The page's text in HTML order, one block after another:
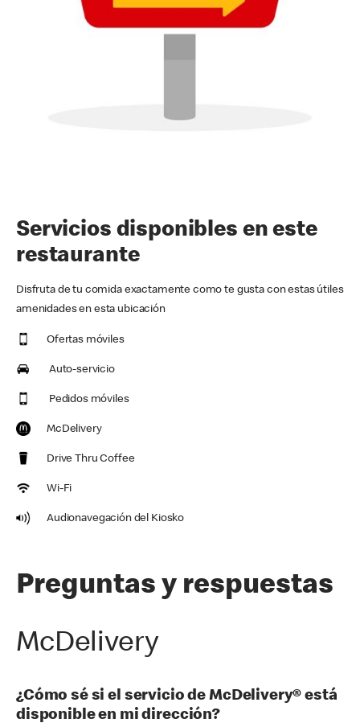
Servicios disponibles en este
restaurante
Disfruta de tu comida exactamente como te gusta con estas útiles
amenidades en esta ubicación
Ofertas móviles
Auto-servicio
Pedidos móviles
McDelivery
Drive Thru Coffee
Wi-Fi
Audionavegación del Kiosko
Preguntas y respuestas
McDelivery
¿Cómo sé si el servicio de McDelivery® está
disponible en mi dirección?